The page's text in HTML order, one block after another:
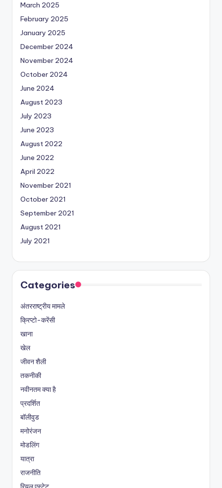
March 2025
February 2025
January 2025
December 2024
November 2024
October 2024
June 2024
August 2023
July 2023
June 2023
August 2022
June 2022
April 2022
November 2021
October 2021
September 2021
August 2021
July 2021
Categories
अंतरराष्ट्रीय मामले
क्रिप्टो-करेंसी
खाना
खेल
जीवन शैली
तकनीकी
नवीनतम क्या है
प्रदर्शित
बॉलीवुड
मनोरंजन
मोडलिंग
यात्रा
राजनीति